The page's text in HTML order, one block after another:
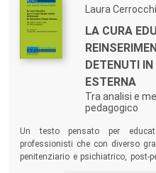
Laura
LA CURA
DETENUTI
ESTERNA
Tra analisi e
pedagogico
Un testo pensato per
professionisti che con diverso
penitenziario e psichiatrico, post-